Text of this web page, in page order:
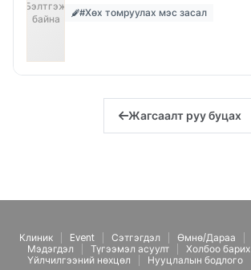
Бэлтгэж
байна
#Хөх томруулах мэс засал
Жагсаалт руу буцах
Клиник Event Сэтгэгдэл Өмнө/Дараа
Мэдэгдэл
Түгээмэл асуулт
Холбоо барих
Үйлчилгээний нөхцөл
Нууцлалын бодлого